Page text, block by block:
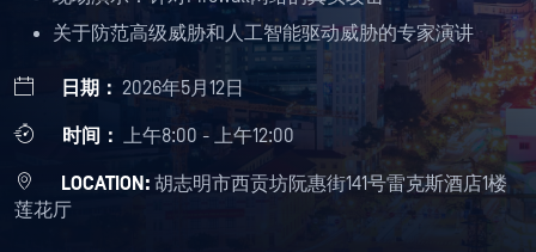
关于防范高级威胁和人工智能驱动威胁的专家演讲
日期： 2026年5月12日
时间： 上午8:00 - 上午12:00
LOCATION: 胡志明市西贡坊阮惠街141号雷克斯酒店1楼
莲花厅